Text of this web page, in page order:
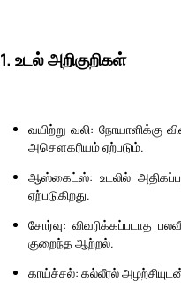
1. உடல் அறிகுறிகள்
வயிற்று வலி: நோயாளிக்கு
அசௌகரியம் ஏற்படும்.
ஆஸ்கைட்ஸ்: உடலில்
ஏற்படுகிறது.
சோர்வு: விவரிக்கப்படாத
குறைந்த ஆற்றல்.
காய்ச்சல்: கல்லீரல்